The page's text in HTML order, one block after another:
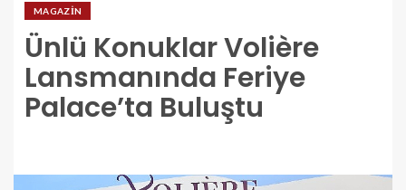
MAGAZIN
Ünlü Konuklar Volière
Lansmanında Feriye
Palace’ta Buluştu